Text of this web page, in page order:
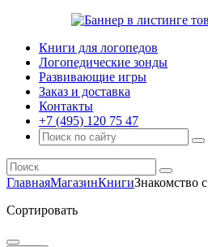
Книги для логопедов
Логопедические зонды
Развивающие игры
Заказ и доставка
Контакты
+7 (495) 120 75 47
ГлавнаяМагазинКнигиЗнакомство
Сортировать